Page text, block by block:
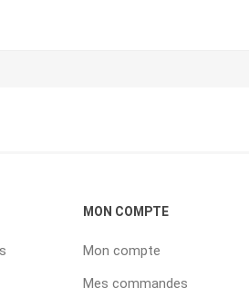
MON COMPTE
Mon compte
Mes commandes